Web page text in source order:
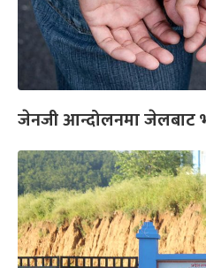
जेनजी आन्दोलनमा जेलबाट